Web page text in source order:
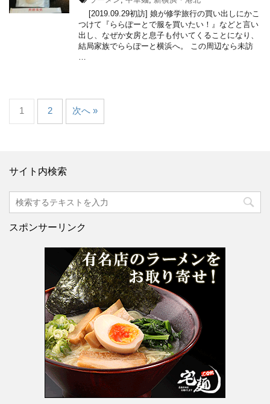
[2019.09.29初訪] 娘が修学旅行の買い出しにかこ
つけて『ららぽーとで服を買いたい！』などと言い
出し、なぜか女房と息子も付いてくることになり、
結局家族でららぽーと横浜へ。 この周辺なら未訪
1 2 次へ »
サイト内検索
スポンサーリンク